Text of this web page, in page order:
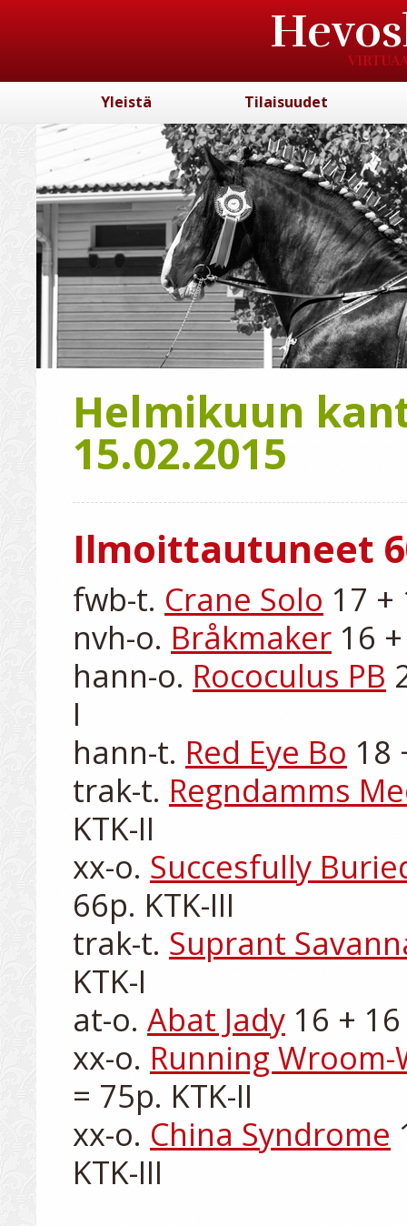
Yleistä Tilaisuudet
Helmikuun
15.02.2015
Ilmoittautuneet
fwb-t. Crane Solo 17 +
nvh-o. Bråkmaker 16
hann-o. Rococulus PB
I
hann-t. Red Eye Bo 18
trak-t. Regndamms
KTK-II
xx-o. Succesfully
66p. KTK-III
trak-t. Suprant
KTK-I
at-o. Abat Jady 16 +
xx-o. Running
= 75p. KTK-II
xx-o. China Syndrome
KTK-III